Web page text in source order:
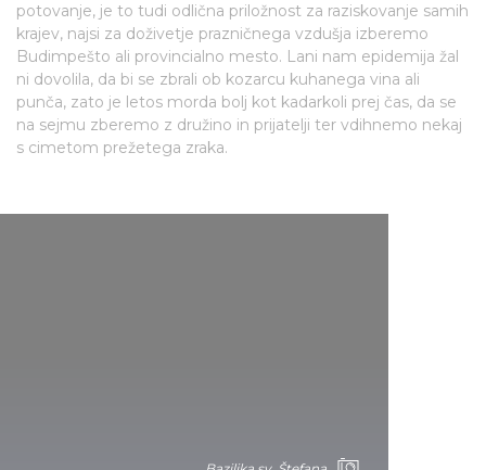
potovanje, je to tudi odlična priložnost za raziskovanje samih
krajev, najsi za doživetje prazničnega vzdušja izberemo
Budimpešto ali provincialno mesto. Lani nam epidemija žal
ni dovolila, da bi se zbrali ob kozarcu kuhanega vina ali
punča, zato je letos morda bolj kot kadarkoli prej čas, da se
na sejmu zberemo z družino in prijatelji ter vdihnemo nekaj
s cimetom prežetega zraka.